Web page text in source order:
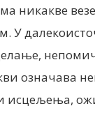
никакве
У
означава
исцељења,